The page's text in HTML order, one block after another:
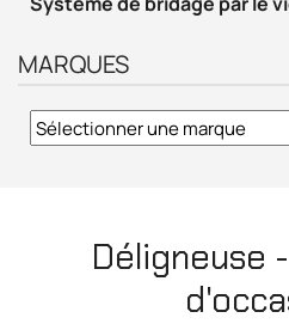
MARQUES
Déligneuse